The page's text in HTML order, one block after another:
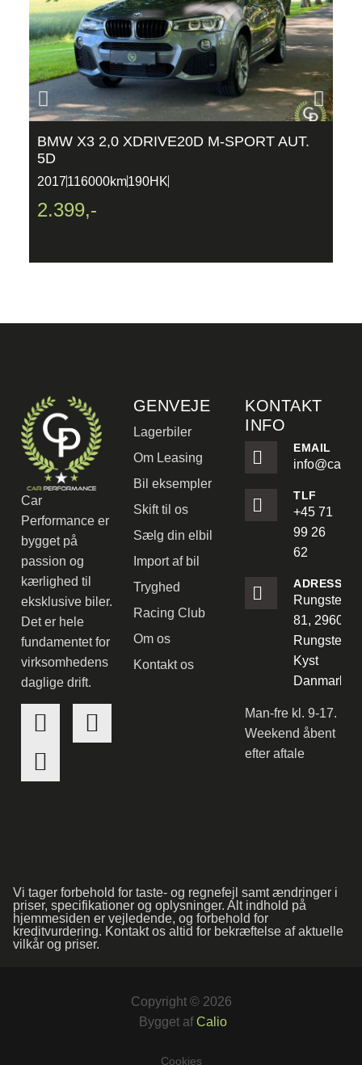
BMW X3 2,0 XDRIVE20D M-SPORT AUT.
5D
2017116000km190HK
2.399,-
Car
Performance er
bygget på
passion og
kærlighed til
eksklusive biler.
Det er hele
fundamentet for
virksomhedens
daglige drift.
GENVEJE
Lagerbiler
Om Leasing
Bil eksempler
Skift til os
Sælg din elbil
Import af bil
Tryghed
Racing Club
Om os
Kontakt os
KONTAKT
INFO
EMAIL
TLF
+45 71
99 26
62
ADRESSE
81, 2960
Rungsted
Kyst
Danmark
Man-fre kl. 9-17.
Weekend åbent
efter aftale
Vi tager forbehold for taste- og regnefejl samt ændringer i
priser, specifikationer og oplysninger. Alt indhold på
hjemmesiden er vejledende, og forbehold for
kreditvurdering. Kontakt os altid for bekræftelse af aktuelle
vilkår og priser.
Copyright © 2026
Bygget afCalio
Cookies